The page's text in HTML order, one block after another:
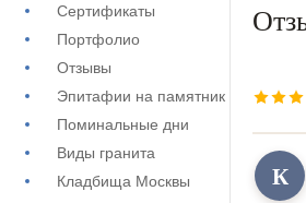
Сертификаты
Портфолио
Отзывы
Эпитафии на памятник
Поминальные дни
Виды гранита
Кладбища Москвы
К